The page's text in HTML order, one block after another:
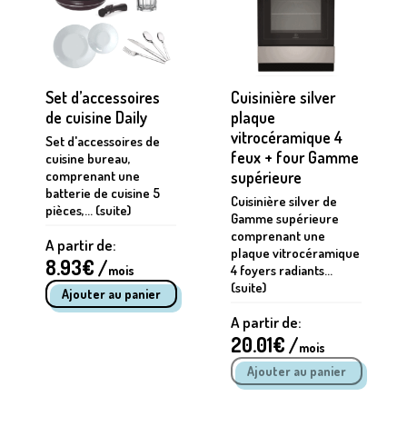
Set d’accessoires
de cuisine Daily
Set d'accessoires de
cuisine bureau,
comprenant une
batterie de cuisine 5
pièces,... (suite)
A partir de:
8.93€ /mois
Cuisinière silver
plaque
vitrocéramique 4
feux + four Gamme
supérieure
Cuisinière silver de
Gamme supérieure
comprenant une
plaque vitrocéramique
4 foyers radiants...
(suite)
A partir de:
20.01€ /mois